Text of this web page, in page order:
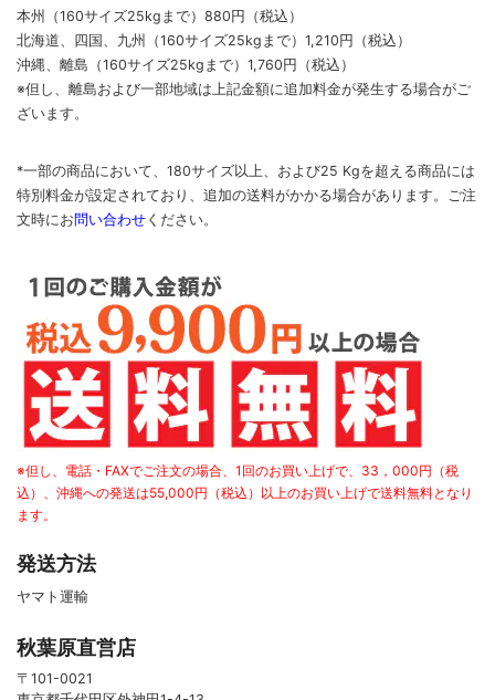
本州（160サイズ25kgまで）880円（税込）
北海道、四国、九州
（160サイズ25kgまで） 1,210円（税込）
沖縄、離島 （160サイズ25kgまで） 1,760円（税込）
※但し、離島および一部地域は上記金額に追加料金が発生する場合がご
ざいます。
*一部の商品において、180サイズ以上、および25 Kgを超える商品には
特別料金が設定されており、追加の送料がかかる場合があります。
ご注
文時に お問い合わせ ください。
※但し、電話・FAXでご注文の場合、1回のお買い上げで、33，000円（税
込）、沖縄への発送は55,000円（税込）以上のお買い上げで送料無料となり
ます。
発送方法
ヤマト運輸
秋葉原直営店
〒101-0021